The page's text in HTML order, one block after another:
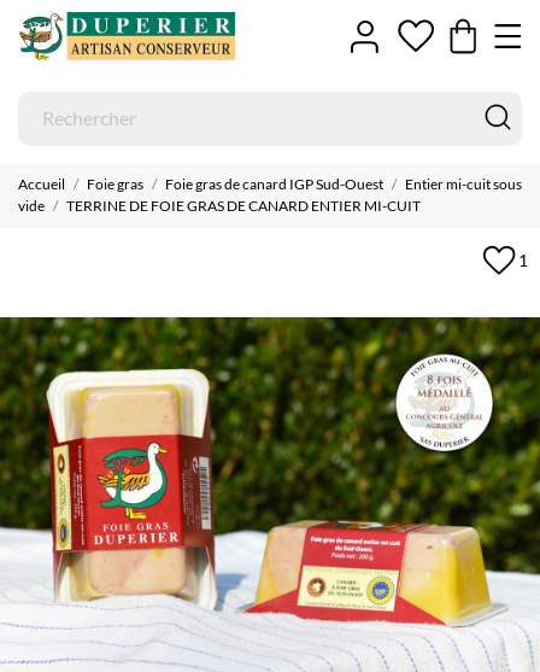
Accueil Foie gras Foie gras de canard IGP Sud-Ouest
Entier mi-cuit sous
vide
TERRINE DE FOIE GRAS DE CANARD ENTIER MI-CUIT
1